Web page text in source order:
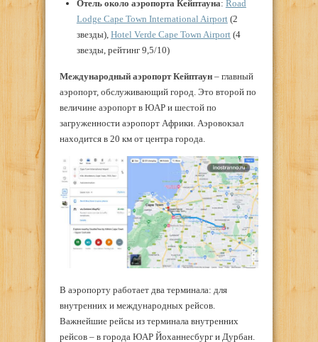
Отель около аэропорта Кейптауна: Road
Lodge Cape Town International Airport(2
звезды), Hotel Verde Cape Town Airport(4
звезды, рейтинг 9,5/10)
Международный аэропорт Кейптаун – главный
аэропорт, обслуживающий город. Это второй по
величине аэропорт в ЮАР и шестой по
загруженности аэропорт Африки. Аэровокзал
находится в 20 км от центра города.
В аэропорту работает два терминала: для
внутренних и международных рейсов.
Важнейшие рейсы из терминала внутренних
рейсов – в города ЮАР Йоханнесбург и Дурбан.